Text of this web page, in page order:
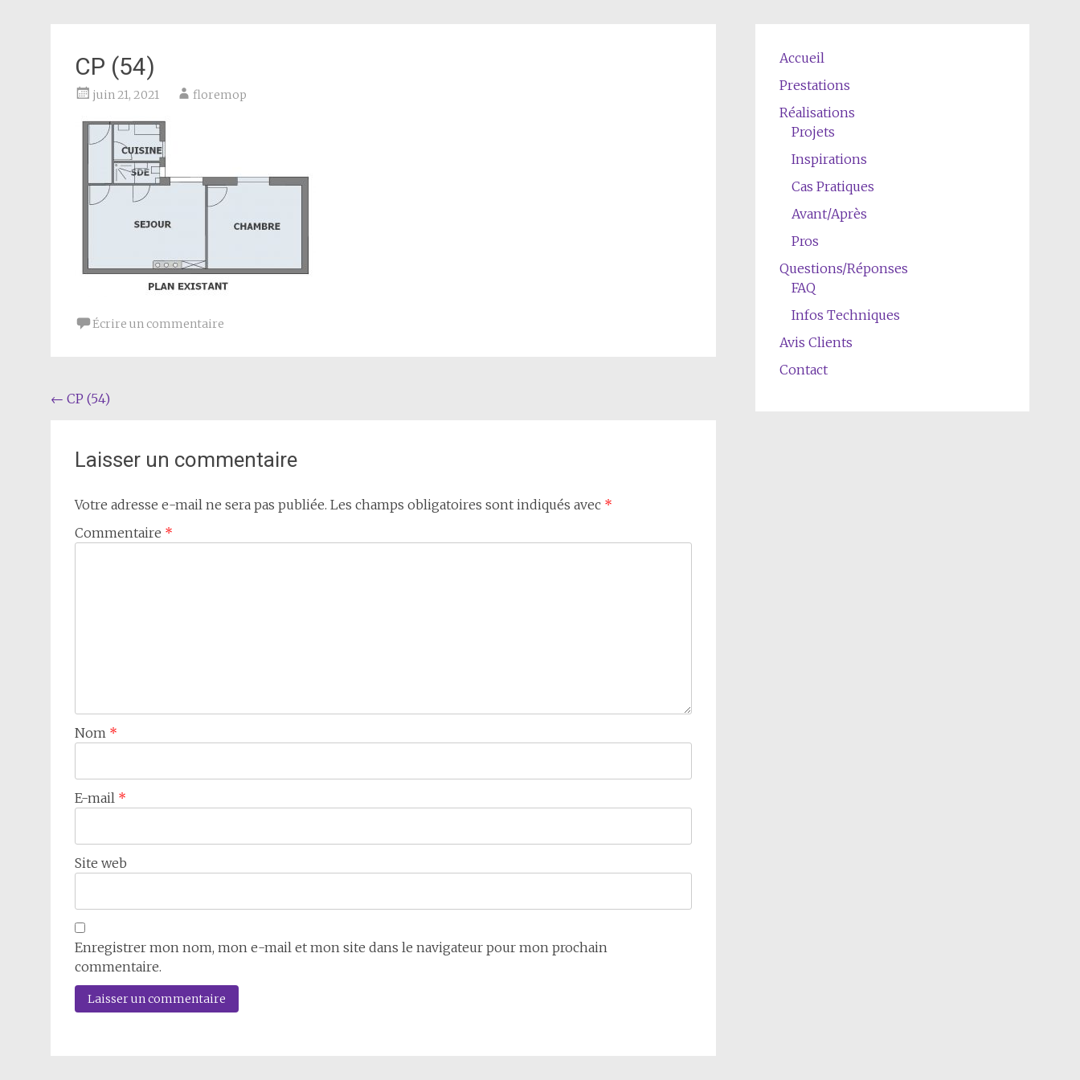
CP (54)
juin 21, 2021 floremop
Écrire un commentaire
Navigation
l'article
← CP (54)
Laisser un commentaire
Votre adresse e-mail ne sera pas publiée. Les champs obligatoires sont indiqués avec *
Commentaire *
Nom *
E-mail *
Site web
Enregistrer mon nom, mon e-mail et mon site dans le navigateur pour mon prochain
commentaire.
Accueil
Prestations
Réalisations
Projets
Inspirations
Cas Pratiques
Avant/Après
Pros
Questions/Réponses
FAQ
Infos Techniques
Avis Clients
Contact